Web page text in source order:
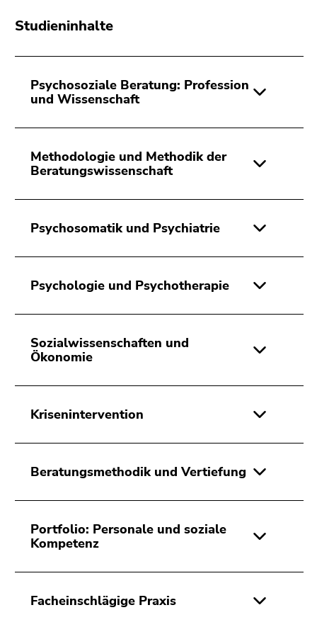
Studieninhalte
Psychosoziale Beratung: Profession
und Wissenschaft
Methodologie und Methodik der
Beratungswissenschaft
Psychosomatik und Psychiatrie
Psychologie und Psychotherapie
Sozialwissenschaften und
Ökonomie
Krisenintervention
Beratungsmethodik und Vertiefung
Portfolio: Personale und soziale
Kompetenz
Facheinschlägige Praxis